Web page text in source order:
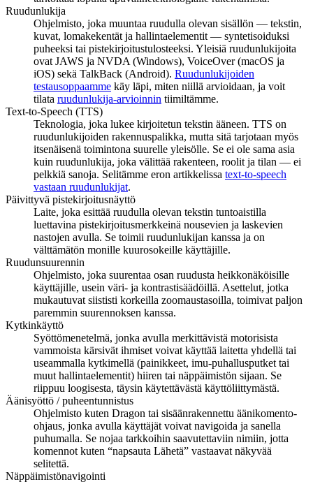
Ruudunlukija
Ohjelmisto, joka muuntaa ruudulla olevan sisällön — tekstin,
kuvat, lomakekentät ja hallintaelementit — syntetisoiduksi
puheeksi tai pistekirjoitustulosteeksi. Yleisiä ruudunlukijoita
ovat JAWS ja NVDA (Windows), VoiceOver (macOS ja
iOS) sekä TalkBack (Android). Ruudunlukijoiden
testausoppaamme käy läpi, miten niillä arvioidaan, ja voit
tilata ruudunlukija-arvioinnin tiimiltämme.
Text-to-Speech (TTS)
Teknologia, joka lukee kirjoitetun tekstin ääneen. TTS on
ruudunlukijoiden rakennuspalikka, mutta sitä tarjotaan myös
itsenäisenä toimintona suurelle yleisölle. Se ei ole sama asia
kuin ruudunlukija, joka välittää rakenteen, roolit ja tilan — ei
pelkkiä sanoja. Selitämme eron artikkelissa text-to-speech
vastaan ruudunlukijat.
Päivittyvä pistekirjoitusnäyttö
Laite, joka esittää ruudulla olevan tekstin tuntoaistilla
luettavina pistekirjoitusmerkkeinä nousevien ja laskevien
nastojen avulla. Se toimii ruudunlukijan kanssa ja on
välttämätön monille kuurosokeille käyttäjille.
Ruudunsuurennin
Ohjelmisto, joka suurentaa osan ruudusta heikkonäköisille
käyttäjille, usein väri- ja kontrastisäädöillä. Asettelut, jotka
mukautuvat siististi korkeilla zoomaustasoilla, toimivat paljon
paremmin suurennoksen kanssa.
Kytkinkäyttö
Syöttömenetelmä, jonka avulla merkittävistä motorisista
vammoista kärsivät ihmiset voivat käyttää laitetta yhdellä tai
useammalla kytkimellä (painikkeet, imu-puhallusputket tai
muut hallintaelementit) hiiren tai näppäimistön sijaan. Se
riippuu loogisesta, täysin käytettävästä käyttöliittymästä.
Äänisyöttö / puheentunnistus
Ohjelmisto kuten Dragon tai sisäänrakennettu äänikomento-
ohjaus, jonka avulla käyttäjät voivat navigoida ja sanella
puhumalla. Se nojaa tarkkoihin saavutettaviin nimiin, jotta
komennot kuten “napsauta Lähetä” vastaavat näkyvää
selitettä.
Näppäimistönavigointi